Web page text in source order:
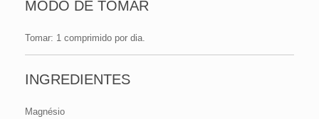
MODO DE TOMAR
Tomar: 1 comprimido por dia.
INGREDIENTES
Magnésio